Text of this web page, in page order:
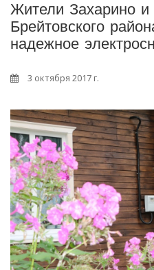
Жители Захарино и
Брейтовского
надежное
3 октября 2017 г.